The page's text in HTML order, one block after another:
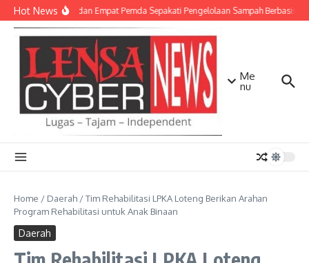
Lewati ke konten
Hot NewsTNI AD dan Empat Pemda Sepakati Pengelolaan Sampah Berbasis
Me
nu
Home / Daerah /Tim Rehabilitasi LPKA Loteng Berikan Arahan
Program Rehabilitasi untuk Anak Binaan
Daerah